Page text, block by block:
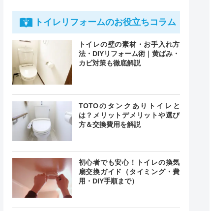
トイレリフォームのお役立ちコラム
トイレの壁の素材・お手入れ方
法・DIYリフォーム術｜黄ばみ・
カビ対策も徹底解説
TOTOのタンクありトイレと
は？メリットデメリットや選び
方＆交換費用を解説
初心者でも安心！トイレの換気
扇交換ガイド（タイミング・費
用・DIY手順まで）